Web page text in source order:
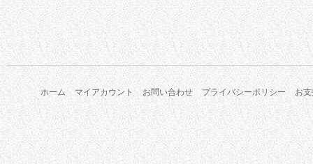
ホーム マイアカウント お問い合わせ プライバシーポリシー お